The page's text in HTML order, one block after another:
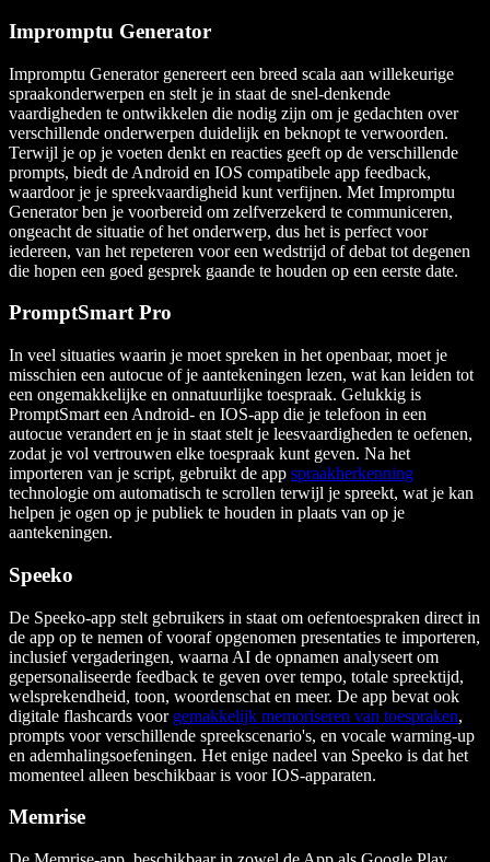
Impromptu Generator
Impromptu Generator genereert een breed scala aan willekeurige
spraakonderwerpen en stelt je in staat de snel-denkende
vaardigheden te ontwikkelen die nodig zijn om je gedachten over
verschillende onderwerpen duidelijk en beknopt te verwoorden.
Terwijl je op je voeten denkt en reacties geeft op de verschillende
prompts, biedt de Android en IOS compatibele app feedback,
waardoor je je spreekvaardigheid kunt verfijnen. Met Impromptu
Generator ben je voorbereid om zelfverzekerd te communiceren,
ongeacht de situatie of het onderwerp, dus het is perfect voor
iedereen, van het repeteren voor een wedstrijd of debat tot degenen
die hopen een goed gesprek gaande te houden op een eerste date.
PromptSmart Pro
In veel situaties waarin je moet spreken in het openbaar, moet je
misschien een autocue of je aantekeningen lezen, wat kan leiden tot
een ongemakkelijke en onnatuurlijke toespraak. Gelukkig is
PromptSmart een Android- en IOS-app die je telefoon in een
autocue verandert en je in staat stelt je leesvaardigheden te oefenen,
zodat je vol vertrouwen elke toespraak kunt geven. Na het
importeren van je script, gebruikt de app spraakherkenning
technologie om automatisch te scrollen terwijl je spreekt, wat je kan
helpen je ogen op je publiek te houden in plaats van op je
aantekeningen.
Speeko
De Speeko-app stelt gebruikers in staat om oefentoespraken direct in
de app op te nemen of vooraf opgenomen presentaties te importeren,
inclusief vergaderingen, waarna AI de opnamen analyseert om
gepersonaliseerde feedback te geven over tempo, totale spreektijd,
welsprekendheid, toon, woordenschat en meer. De app bevat ook
digitale flashcards voor gemakkelijk memoriseren van toespraken,
prompts voor verschillende spreekscenario's, en vocale warming-up
en ademhalingsoefeningen. Het enige nadeel van Speeko is dat het
momenteel alleen beschikbaar is voor IOS-apparaten.
Memrise